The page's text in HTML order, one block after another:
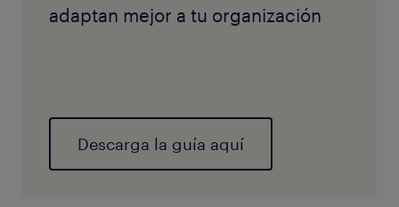
adaptan mejor a tu organización
Descarga la guía aquí